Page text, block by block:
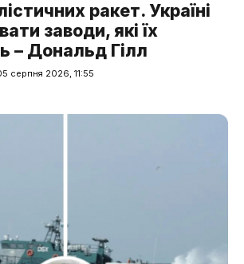
ракет. Україні
заводи, які їх
– Дональд Гілл
серпня 2026, 11:55